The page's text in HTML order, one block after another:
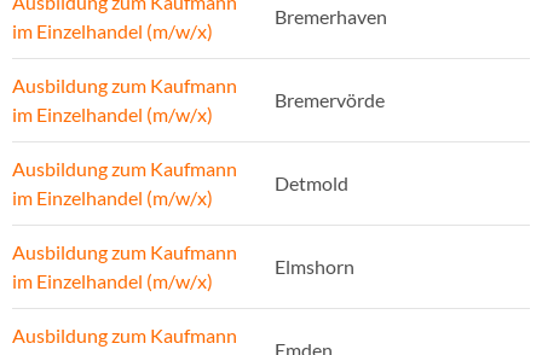
im Einzelhandel (m/w/x)
Bremerhaven
Ausbildung zum Kaufmann
im Einzelhandel (m/w/x)
Bremervörde
Ausbildung zum Kaufmann
im Einzelhandel (m/w/x)
Detmold
Ausbildung zum Kaufmann
im Einzelhandel (m/w/x)
Elmshorn
Ausbildung zum Kaufmann
Emden